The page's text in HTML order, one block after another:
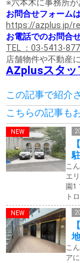
※六本木に事務所
お問合せフォーム
https://azplus.jp/
お電話でのお問合
TEL ：03-5413-
店舗物件や不動産
AZplusスタッ
この記事で紹介
こちらの記事も
こ
エ
園1
ト
こ
ア